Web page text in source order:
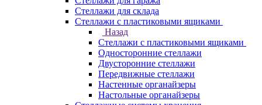
Стеллажи для склада
Стеллажи с пластиковыми ящиками
Назад
Стеллажи с пластиковыми ящиками
Односторонние стеллажи
Двусторонние стеллажи
Передвижные стеллажи
Настенные органайзеры
Настольные органайзеры